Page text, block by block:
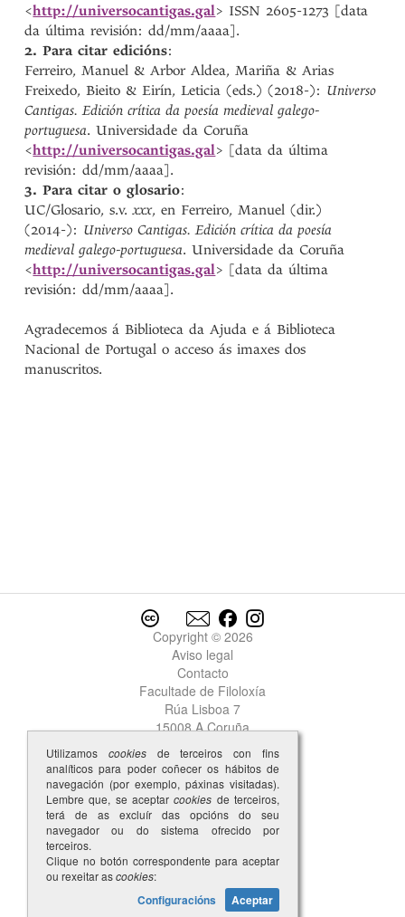
<http://universocantigas.gal> ISSN 2605-1273 [data
da última revisión: dd/mm/aaaa].
2. Para citar edicións:
Ferreiro, Manuel & Arbor Aldea, Mariña & Arias
Freixedo, Bieito & Eirín, Leticia (eds.) (2018-): Universo
Cantigas. Edición crítica da poesía medieval galego-
portuguesa. Universidade da Coruña
<http://universocantigas.gal> [data da última
revisión: dd/mm/aaaa].
3. Para citar o glosario:
UC/Glosario, s.v.xxx, en Ferreiro, Manuel (dir.)
(2014-): Universo Cantigas. Edición crítica da poesía
medieval galego-portuguesa. Universidade da Coruña
<http://universocantigas.gal> [data da última
revisión: dd/mm/aaaa].
Agradecemos á Biblioteca da Ajuda e á Biblioteca
Nacional de Portugal o acceso ás imaxes dos
manuscritos.
Copyright © 2026
Aviso legal
Contacto
Facultade de Filoloxía
Rúa Lisboa 7
15008 A Coruña
Utilizamos cookiesde terceiros con fins
analíticos para poder coñecer os hábitos de
navegación (por exemplo, páxinas visitadas).
Lembre que, se aceptarcookies de terceiros,
terá de as excluír das opcións do seu
navegador ou do sistema ofrecido por
terceiros.
Clique no botón correspondente para aceptar
ou rexeitar ascookies:
Configuracións Aceptar